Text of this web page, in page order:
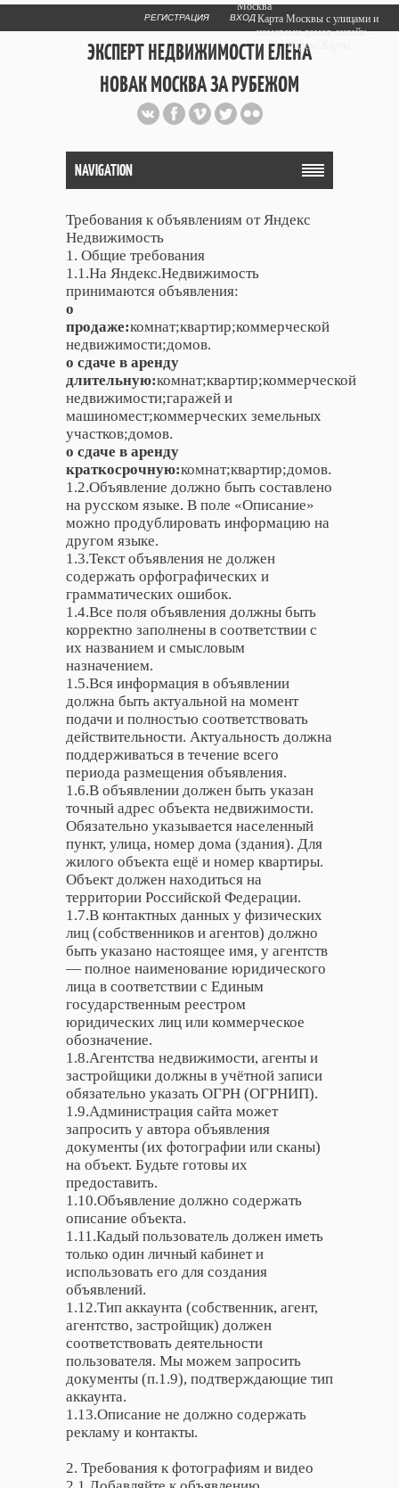
РЕГИСТРАЦИЯ ВХОД
ЭКСПЕРТ НЕДВИЖИМОСТИ ЕЛЕНА
НОВАК МОСКВА ЗА РУБЕЖОМ
Публичный сайт эксперта автора
NAVIGATION
Требования к объявлениям от Яндекс
Недвижимость
1. Общие требования
1.1.На Яндекс.Недвижимость
принимаются объявления:
о
продаже:комнат;квартир;коммерческой
недвижимости;домов.
о сдаче в аренду
длительную:комнат;квартир;коммерческой
недвижимости;гаражей и
машиномест;коммерческих земельных
участков;домов.
о сдаче в аренду
краткосрочную:комнат;квартир;домов.
1.2.Объявление должно быть составлено
на русском языке. В поле «Описание»
можно продублировать информацию на
другом языке.
1.3.Текст объявления не должен
содержать орфографических и
грамматических ошибок.
1.4.Все поля объявления должны быть
корректно заполнены в соответствии с
их названием и смысловым
назначением.
1.5.Вся информация в объявлении
должна быть актуальной на момент
подачи и полностью соответствовать
действительности. Актуальность должна
поддерживаться в течение всего
периода размещения объявления.
1.6.В объявлении должен быть указан
точный адрес объекта недвижимости.
Обязательно указывается населенный
пункт, улица, номер дома (здания). Для
жилого объекта ещё и номер квартиры.
Объект должен находиться на
территории Российской Федерации.
1.7.В контактных данных у физических
лиц (собственников и агентов) должно
быть указано настоящее имя, у агентств
— полное наименование юридического
лица в соответствии с Единым
государственным реестром
юридических лиц или коммерческое
обозначение.
1.8.Агентства недвижимости, агенты и
застройщики должны в учётной записи
обязательно указать ОГРН (ОГРНИП).
1.9.Администрация сайта может
запросить у автора объявления
документы (их фотографии или сканы)
на объект. Будьте готовы их
предоставить.
1.10.Объявление должно содержать
описание объекта.
1.11.Кадый пользователь должен иметь
только один личный кабинет и
использовать его для создания
объявлений.
1.12.Тип аккаунта (собственник, агент,
агентство, застройщик) должен
соответствовать деятельности
пользователя. Мы можем запросить
документы (п.1.9), подтверждающие тип
аккаунта.
1.13.Описание не должно содержать
рекламу и контакты.
2. Требования к фотографиям и видео
Москва
Карта Москвы с улицами и
номерами домов онлайн —
Яндекс.Карты